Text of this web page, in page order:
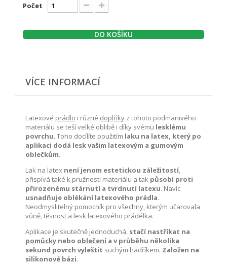
Počet
DO KOŠÍKU
VÍCE INFORMACÍ
Latexové prádlo i různé doplňky z tohoto podmanivého
materiálu se teší velké oblibě i díky svému lesklému
povrchu. Toho docílíte použitím laku na latex, který po
aplikaci dodá lesk vašim latexovým a gumovým
oblečkům.
Lak na latex není jenom estetickou záležitostí,
přispívá také k pružnosti materiálu a tak působí proti
přirozenému stárnutí a tvrdnutí latexu. Navíc
usnadňuje oblékání latexového prádla.
Neodmyslitelný pomocník pro všechny, kterým učarovala
vůně, těsnost a lesk latexového prádélka.
Aplikace je skutečně jednoduchá, stačí nastříkat na
pomůcky nebo oblečenía v průběhu několika
sekund povrch vyleštit suchým hadříkem. Založen na
silikonové bázi.